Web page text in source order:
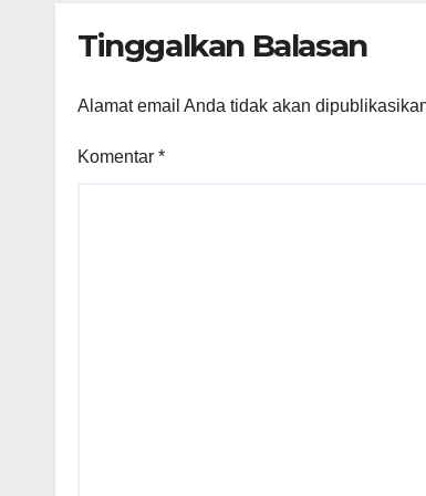
Tinggalkan Balasan
Alamat email Anda tidak akan
Komentar *